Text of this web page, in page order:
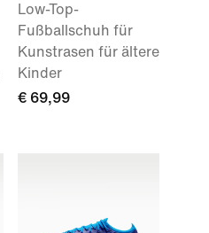
Low-Top-
Fußballschuh für
Kunstrasen für ältere
Kinder
€ 69,99